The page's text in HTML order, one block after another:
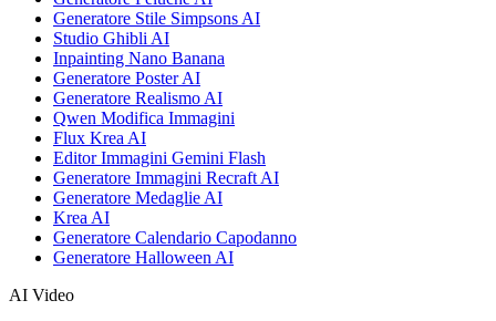
Generatore Stile Simpsons AI
Studio Ghibli AI
Inpainting Nano Banana
Generatore Poster AI
Generatore Realismo AI
Qwen Modifica Immagini
Flux Krea AI
Editor Immagini Gemini Flash
Generatore Immagini Recraft AI
Generatore Medaglie AI
Krea AI
Generatore Calendario Capodanno
Generatore Halloween AI
AI Video